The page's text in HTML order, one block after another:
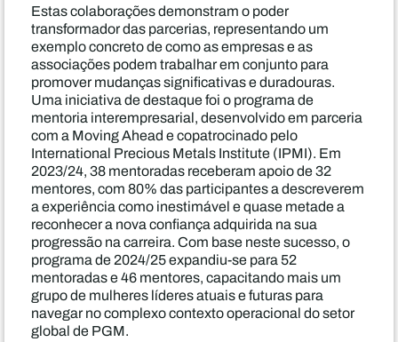
Estas colaborações demonstram o poder
transformador das parcerias, representando um
exemplo concreto de como as empresas e as
associações podem trabalhar em conjunto para
promover mudanças significativas e duradouras.
Uma iniciativa de destaque foi o programa de
mentoria interempresarial, desenvolvido em parceria
com a Moving Ahead e copatrocinado pelo
International Precious Metals Institute (IPMI). Em
2023/24, 38 mentoradas receberam apoio de 32
mentores, com 80% das participantes a descreverem
a experiência como inestimável e quase metade a
reconhecer a nova confiança adquirida na sua
progressão na carreira. Com base neste sucesso, o
programa de 2024/25 expandiu-se para 52
mentoradas e 46 mentores, capacitando mais um
grupo de mulheres líderes atuais e futuras para
navegar no complexo contexto operacional do setor
global de PGM.